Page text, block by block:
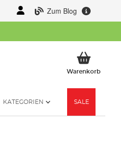
Zum Blog
WarenkorbMein
KATEGORIEN SALE